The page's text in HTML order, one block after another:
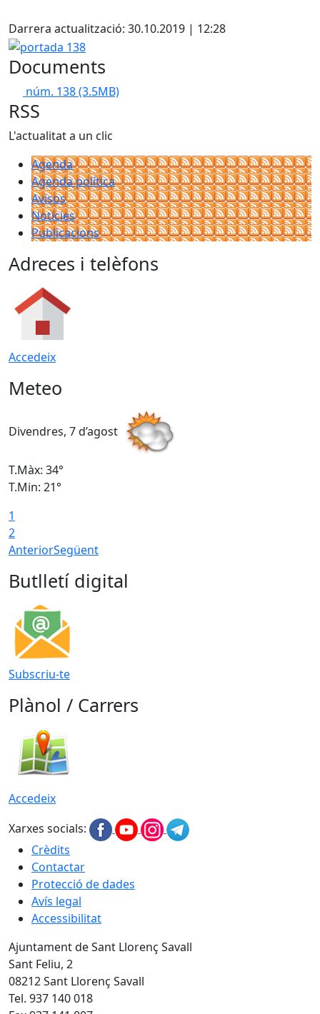
Darrera actualització: 30.10.2019 | 12:28
portada 138
Documents
núm. 138(3.5MB)
RSS
L'actualitat a un clic
Agenda
Agenda política
Avisos
Notícies
Publicacions
Adreces i telèfons
Accedeix
Meteo
Divendres, 7 d’agost
T.Màx: 34°
T.Min: 21°
1
2
AnteriorSegüent
Butlletí digital
Subscriu-te
Plànol / Carrers
Accedeix
Xarxes socials:
Crèdits
Contactar
Protecció de dades
Avís legal
Accessibilitat
Ajuntament de Sant Llorenç Savall
Sant Feliu, 2
08212 Sant Llorenç Savall
Tel. 937 140 018